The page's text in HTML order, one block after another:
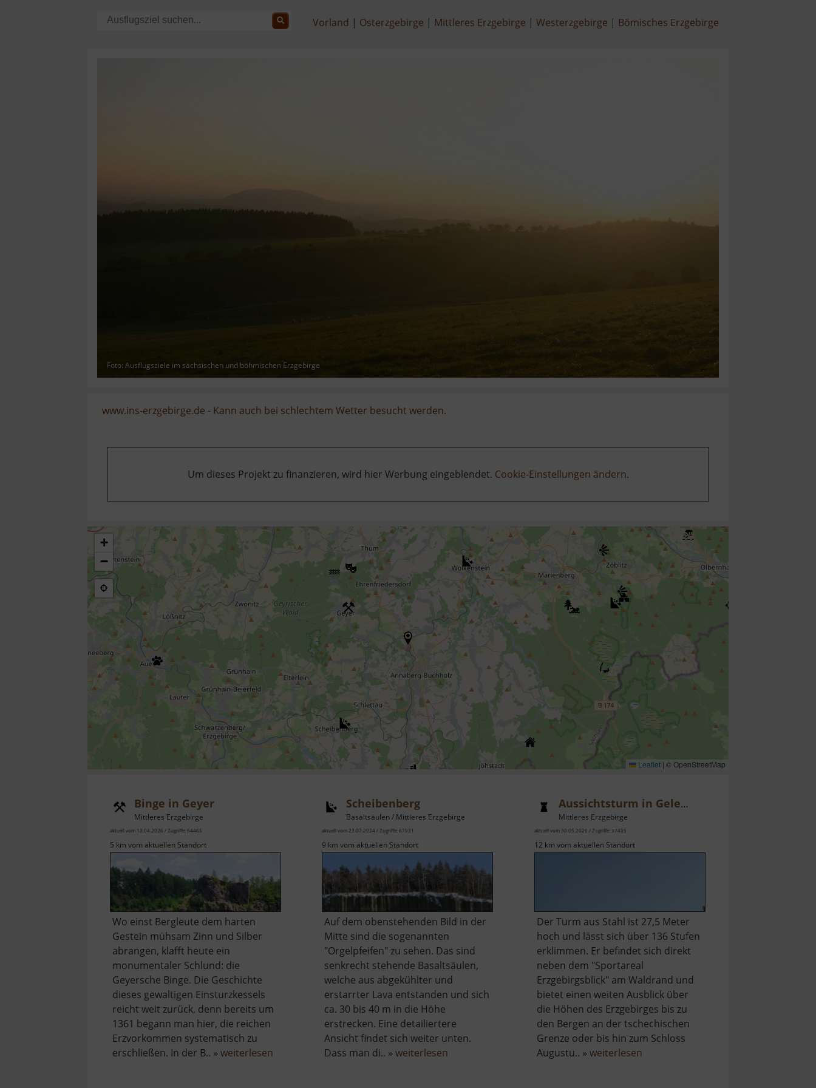
Vorland Osterzgebirge Mittleres Erzgebirge Westerzgebirge Bömisches Erzgebirge
Foto: Ausflugsziele im sächsischen und böhmischen Erzgebirge
www.ins-erzgebirge.de - Kann auch bei schlechtem Wetter besucht werden.
Um dieses Projekt zu finanzieren, wird hier Werbung eingeblendet. Cookie-Einstellungen ändern.
+
−
Leaflet | © OpenStreetMap
Binge in Geyer
Mittleres Erzgebirge
aktuell vom 13.04.2026 / Zugriffe: 64465
5 km vom aktuellen Standort
Wo einst Bergleute dem harten
Gestein mühsam Zinn und Silber
abrangen, klafft heute ein
monumentaler Schlund: die
Geyersche Binge. Die Geschichte
dieses gewaltigen Einsturzkessels
reicht weit zurück, denn bereits um
1361 begann man hier, die reichen
Erzvorkommen systematisch zu
erschließen. In der B.. » weiterlesen
Scheibenberg
Basaltsäulen / Mittleres Erzgebirge
aktuell vom 23.07.2024 / Zugriffe: 67931
9 km vom aktuellen Standort
Auf dem obenstehenden Bild in der
Mitte sind die sogenannten
"Orgelpfeifen" zu sehen. Das sind
senkrecht stehende Basaltsäulen,
welche aus abgekühlter und
erstarrter Lava entstanden und sich
ca. 30 bis 40 m in die Höhe
erstrecken. Eine detailiertere
Ansicht findet sich weiter unten.
Dass man di.. »weiterlesen
Aussichtsturm in Gelenau
Mittleres Erzgebirge
aktuell vom 30.05.2026 / Zugriffe: 37435
12 km vom aktuellen Standort
Der Turm aus Stahl ist 27,5 Meter
hoch und lässt sich über 136 Stufen
erklimmen. Er befindet sich direkt
neben dem "Sportareal
Erzgebirgsblick" am Waldrand und
bietet einen weiten Ausblick über
die Höhen des Erzgebirges bis zu
den Bergen an der tschechischen
Grenze oder bis hin zum Schloss
Augustu.. » weiterlesenüber